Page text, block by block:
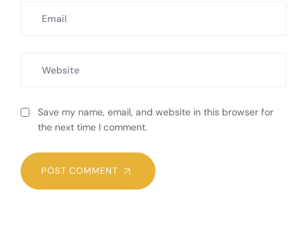
Save my name, email, and website in this browser for
the next time I comment.
POST COMMENT